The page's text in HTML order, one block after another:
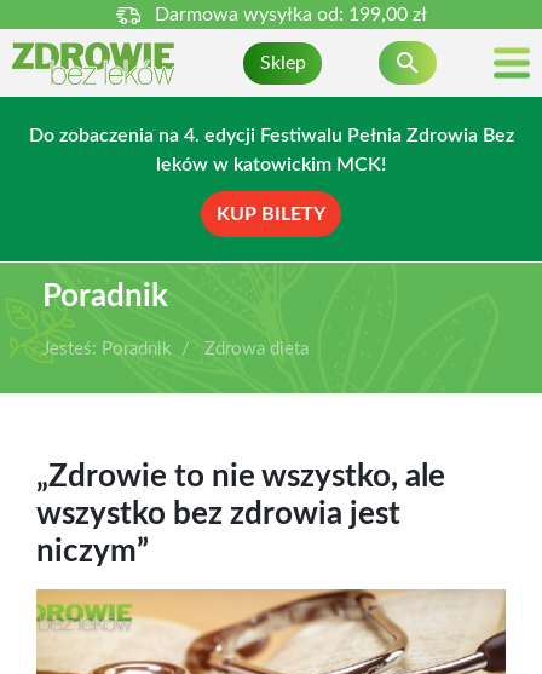
Darmowa wysyłka od: 199,00 zł
Sklep 
Do zobaczenia na 4. edycji Festiwalu Pełnia Zdrowia Bez
leków w katowickim MCK!
KUP BILETY
Poradnik
Jesteś: Poradnik Zdrowa dieta
„Zdrowie to nie wszystko, ale
wszystko bez zdrowia jest
niczym”